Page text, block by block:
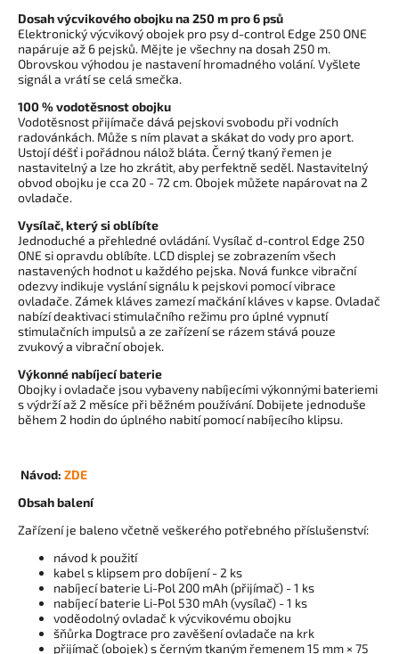
Dosah výcvikového obojku na 250 m pro 6 psů
Elektronický výcvikový obojek pro psy d-control Edge 250 ONE
napáruje až 6 pejsků. Mějte je všechny na dosah 250 m.
Obrovskou výhodou je nastavení hromadného volání. Vyšlete
signál a vrátí se celá smečka.
100 % vodotěsnost obojku
Vodotěsnost přijímače dává pejskovi svobodu při vodních
radovánkách. Může s ním plavat a skákat do vody pro aport.
Ustojí déšť i pořádnou nálož bláta. Černý tkaný řemen je
nastavitelný a lze ho zkrátit, aby perfektně seděl. Nastavitelný
obvod obojku je cca 20 - 72 cm. Obojek můžete napárovat na 2
ovladače.
Vysílač, který si oblíbíte
Jednoduché a přehledné ovládání. Vysílač d-control Edge 250
ONE si opravdu oblíbíte. LCD displej se zobrazením všech
nastavených hodnot u každého pejska. Nová funkce vibrační
odezvy indikuje vyslání signálu k pejskovi pomocí vibrace
ovladače. Zámek kláves zamezí mačkání kláves v kapse. Ovladač
nabízí deaktivaci stimulačního režimu pro úplné vypnutí
stimulačních impulsů a ze zařízení se rázem stává pouze
zvukový a vibrační obojek.
Výkonné nabíjecí baterie
Obojky i ovladače jsou vybaveny nabíjecími výkonnými bateriemi
s výdrží až 2 měsíce při běžném používání. Dobijete jednoduše
během 2 hodin do úplného nabití pomocí nabíjecího klipsu.
Návod: ZDE
Obsah balení
Zařízení je baleno včetně veškerého potřebného příslušenství:
návod k použití
kabel s klipsem pro dobíjení - 2 ks
nabíjecí baterie Li-Pol 200 mAh (přijímač) - 1 ks
nabíjecí baterie Li-Pol 530 mAh (vysílač) - 1 ks
voděodolný ovladač k výcvikovému obojku
šňůrka Dogtrace pro zavěšení ovladače na krk
přijímač (obojek) s černým tkaným řemenem 15 mm × 75